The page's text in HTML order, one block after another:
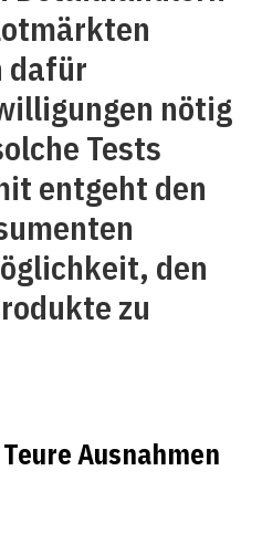
dafür
nötig
Tests
entgeht den
den
zu
Ausnahmen